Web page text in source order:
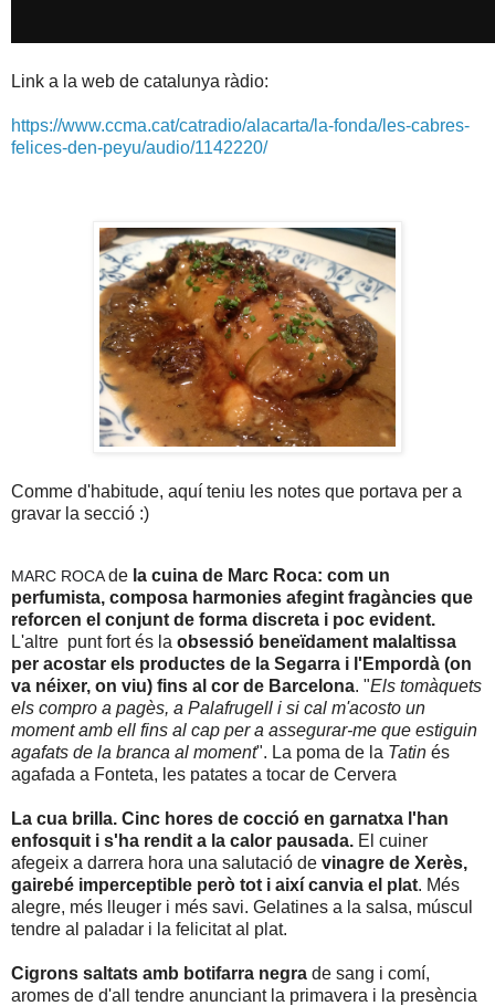
Link a la web de catalunya ràdio:
https://www.ccma.cat/catradio/alacarta/la-fonda/les-cabres-
felices-den-peyu/audio/1142220/
Comme d'habitude, aquí teniu les notes que portava per a
gravar la secció :)
MARC ROCAde la cuina de Marc Roca: com un
perfumista, composa harmonies afegint fragàncies que
reforcen el conjunt de forma discreta i poc evident.
L'altre punt fort és la obsessió beneïdament malaltissa
per acostar els productes de la Segarra i l'Empordà (on
va néixer, on viu) fins al cor de Barcelona. "Els tomàquets
els compro a pagès, a Palafrugell i si cal m'acosto un
moment amb ell fins al cap per a assegurar-me que estiguin
agafats de la branca al moment". La poma de la Tatin és
agafada a Fonteta, les patates a tocar de Cervera
La cua brilla. Cinc hores de cocció en garnatxa l'han
enfosquit i s'ha rendit a la calor pausada. El cuiner
afegeix a darrera hora una salutació de vinagre de Xerès,
gairebé imperceptible però tot i així canvia el plat. Més
alegre, més lleuger i més savi. Gelatines a la salsa, múscul
tendre al paladar i la felicitat al plat.
Cigrons saltats amb botifarra negra de sang i comí,
aromes de d'all tendre anunciant la primavera i la presència